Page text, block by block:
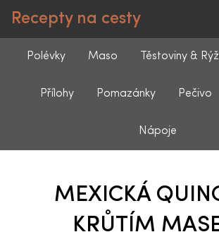
Recepty na cesty
Polévky Maso Těstoviny &
Přílohy Pomazánky Pečivo
Nápoje
MEXICKÁ
KRŮTÍM